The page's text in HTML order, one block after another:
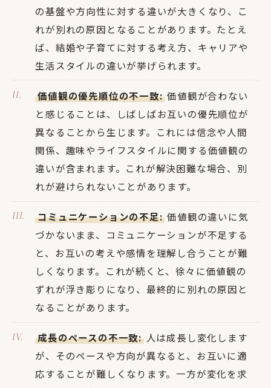
の基盤や方向性に対する違いが大きくなり、こ
れが別れの原因となることがあります。たとえ
ば、結婚や子育てに対する考え方、キャリアや
生活スタイルの違いが挙げられます。
価値観の優先順位の不一致: 価値観が合わない
と感じることは、しばしばお互いの優先順位が
異なることから生じます。これには信念や人間
関係、趣味やライフスタイルに関する価値観の
違いが含まれます。これが解決困難な場合、別
れが避けられないことがあります。
コミュニケーションの不足: 価値観の違いに気
づかないまま、コミュニケーションが不足する
と、お互いの考えや感情を理解し合うことが難
しくなります。これが続くと、徐々に価値観の
ずれが浮き彫りになり、最終的に別れの原因と
なることがあります。
成長のペースの不一致:人は成長し変化します
が、そのペースや方向が異なると、お互いに適
応することが難しくなります。一方が変化を求